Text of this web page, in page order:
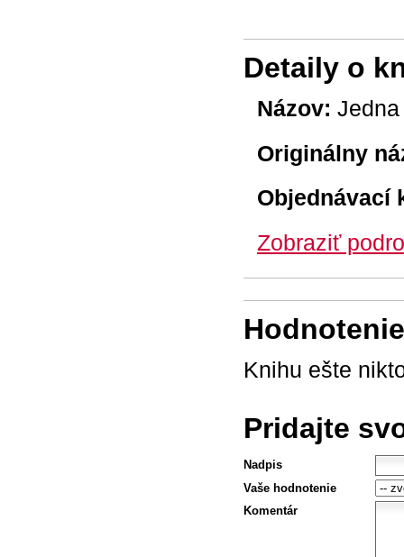
Detaily o
Názov:
Originálny
Objednávací
Zobraziť
Knihu ešte
Pridajte
Nadpis
Vaše hodnotenie
Komentár